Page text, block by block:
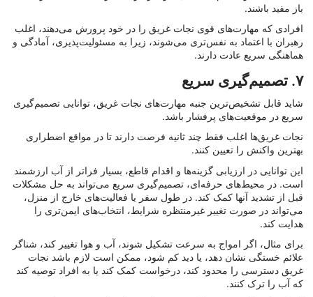
باز مفید باشند.
افرادی که مهارت‌های قوی نجات غریق را در خود پرورش می‌دهند، اغلب
رهبران با اعتماد به نفس‌تری می‌شوند، زیرا به مسئولیت‌پذیری، آمادگی و
هماهنگی سریع عادت دارند.
۷. تصمیم‌گیری سریع
شاید قابل تشخیص‌ترین جنبه مهارت‌های نجات غریق، توانایی تصمیم‌گیری
سریع در موقعیت‌های پرفشار باشد.
نجات غریق‌ها اغلب فقط چند ثانیه فرصت دارند تا در مواقع اضطراری
بهترین واکنش را تعیین کنند.
این توانایی در ارزیابی گزینه‌ها و اقدام قاطع، بسیار فراتر از آب ارزشمند
است. در محیط‌های حرفه‌ای، تصمیم‌گیری سریع می‌تواند به حل مشکلات
قبل از تشدید آنها کمک کند. در طول سفر یا فعالیت‌های خارج از منزل،
می‌تواند در صورت تغییر غیرمنتظره شرایط، انتخاب‌های ایمن‌تری را
هدایت کند.
برای مثال، اگر امواج به سرعت تشکیل شوند، آب و هوا تغییر کند، شناگر
علائم خستگی نشان دهد، یا دید کم شود، ممکن است لازم باشد نجات
غریق دسترسی را محدود کند، درخواست کمک کند یا به افراد توصیه کند
که آب را ترک کنند.